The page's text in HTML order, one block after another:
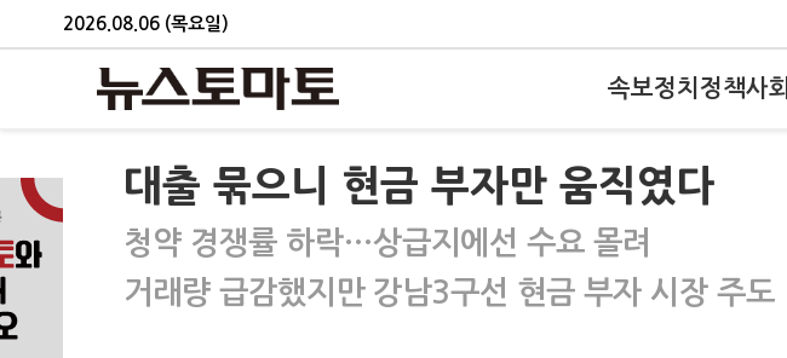
2026.08.06 (목요일)
속보정치 정책사회
대출 묶으니 현금 부자만 움직였다
청약 경쟁률 하락…상급지에선 수요 몰려
거래량 급감했지만 강남3구선 현금 부자 시장 주도